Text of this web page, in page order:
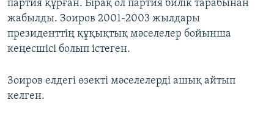
партия құрған. Бірақ ол партия билік тарабынан
жабылды. Зоиров 2001-2003 жылдары
президенттің құқықтық мәселелер бойынша
кеңесшісі болып істеген.
Зоиров елдегі өзекті мәселелерді ашық айтып
келген.